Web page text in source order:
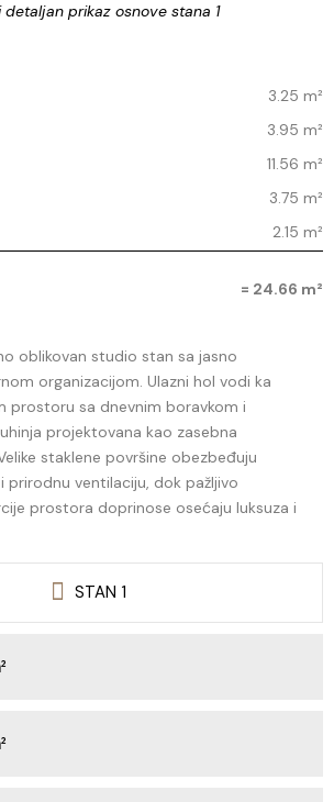
detaljan prikaz osnove stana 1
3.25 m²
3.95 m²
11.56 m²
3.75 m²
2.15 m²
= 24.66 m²
oblikovan studio stan sa jasno
organizacijom. Ulazni hol vodi ka
prostoru sa dnevnim boravkom i
projektovana kao zasebna
staklene površine obezbeđuju
prirodnu ventilaciju, dok pažljivo
prostora doprinose osećaju luksuza i
STAN 1